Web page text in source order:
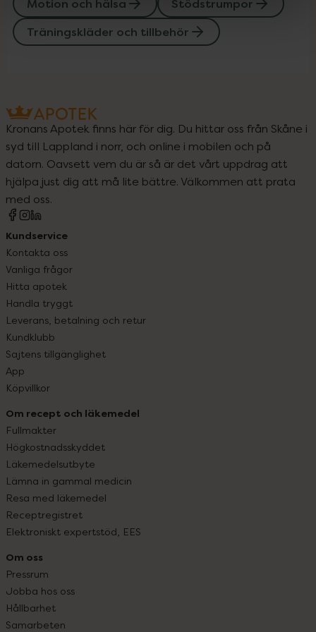
Motion och hälsa
Stödstrumpor
Träningskläder och tillbehör
Kronans Apotek finns här för dig. Du hittar oss från Skåne i
syd till Lappland i norr, och online i mobilen och på
datorn. Oavsett vem du är så är det vårt uppdrag att
hjälpa just dig att må lite bättre. Välkommen att prata
med oss.
Kundservice
Kontakta oss
Vanliga frågor
Hitta apotek
Handla tryggt
Leverans, betalning och retur
Kundklubb
Sajtens tillgänglighet
App
Köpvillkor
Om recept och läkemedel
Fullmakter
Högkostnadsskyddet
Läkemedelsutbyte
Lämna in gammal medicin
Resa med läkemedel
Receptregistret
Elektroniskt expertstöd, EES
Om oss
Pressrum
Jobba hos oss
Hållbarhet
Samarbeten